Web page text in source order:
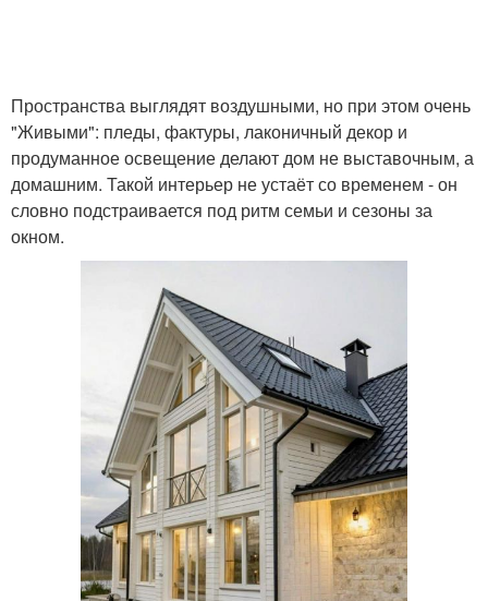
Пространства выглядят воздушными, но при этом очень
"Живыми": пледы, фактуры, лаконичный декор и
продуманное освещение делают дом не выставочным, а
домашним. Такой интерьер не устаёт со временем - он
словно подстраивается под ритм семьи и сезоны за
окном.